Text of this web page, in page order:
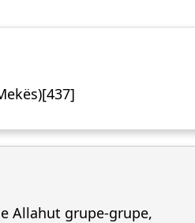
Allahut grupe-grupe,